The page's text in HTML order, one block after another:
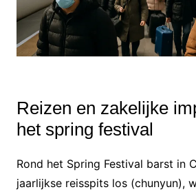
Reizen en zakelijke
het spring festival
Rond het Spring Festival barst in
jaarlijkse reisspits los (chunyun),